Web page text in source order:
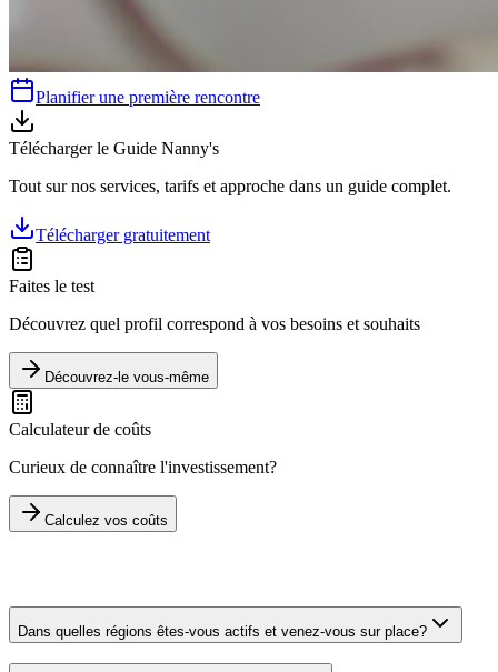
Planifier une première rencontre
Télécharger le Guide Nanny's
Tout sur nos services, tarifs et approche dans un guide complet.
Télécharger gratuitement
Faites le test
Découvrez quel profil correspond à vos besoins et souhaits
Découvrez-le vous-même
Calculateur de coûts
Curieux de connaître l'investissement?
Calculez vos coûts
Dans quelles régions êtes-vous actifs et venez-vous sur place?